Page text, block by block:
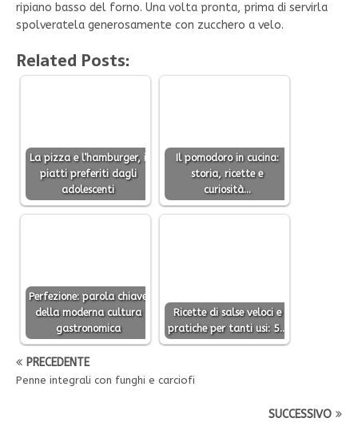
ripiano basso del forno. Una volta pronta, prima di servirla
spolveratela generosamente con zucchero a velo.
Related Posts:
La pizza e l’hamburger, i
piatti preferiti dagli
adolescenti
Il pomodoro in cucina:
storia, ricette e
curiosità…
Perfezione: parola chiave
della moderna cultura
gastronomica
Ricette di salse veloci e
pratiche per tanti usi: 5…
PRECEDENTE
Penne integrali con funghi e carciofi
SUCCESSIVO